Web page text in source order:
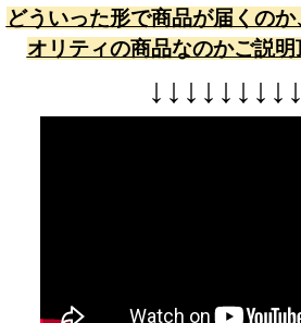
どういった形で商品が届くの
オリティの商品なのかご説明
↓ ↓ ↓ ↓ ↓ ↓ ↓ ↓ ↓